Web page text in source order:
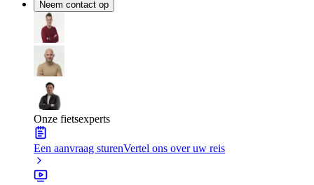
Neem contact op
Onze fietsexperts
Een aanvraag sturenVertel ons over uw reis